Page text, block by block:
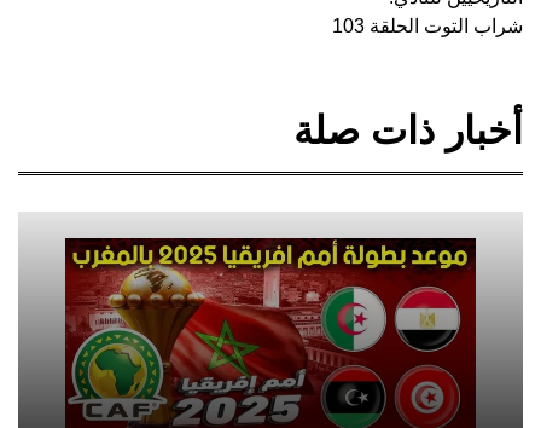
شراب التوت الحلقة 103
أخبار ذات صلة